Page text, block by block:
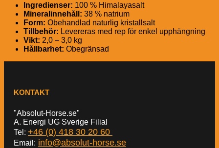
Ingredienser: 100 % Himalayasalt
Mineralinnehåll: 38 % natrium
Form: Obehandlad naturlig kristallsalt
Tillbehör: Levereras med rep för enkel upphängning
Vikt: 2,0 – 3,0 kg
Hållbarhet: Obegränsad
KONTAKT
"Absolut-Horse.se"
A. Energi UG Sverige Filial
Tel: +46 (0) 418 30 20 60
Email: info@absolut-horse.se